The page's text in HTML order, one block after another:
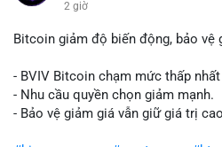
2 giờ
Bitcoin giảm độ biến động, bảo vệ
- BVIV Bitcoin chạm mức thấp
- Nhu cầu quyền chọn giảm mạnh.
- Bảo vệ giảm giá vẫn giữ giá trị